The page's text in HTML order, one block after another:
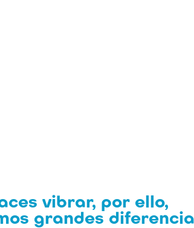
vibrar, por ello,
grandes